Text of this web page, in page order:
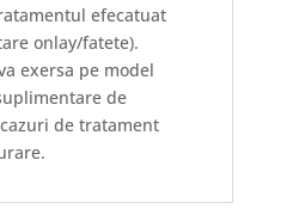
efecatuat
onlay/fatete).
exersa pe model
de
de tratament